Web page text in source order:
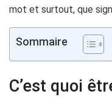
mot et surtout, que
Sommaire
C’est quoi